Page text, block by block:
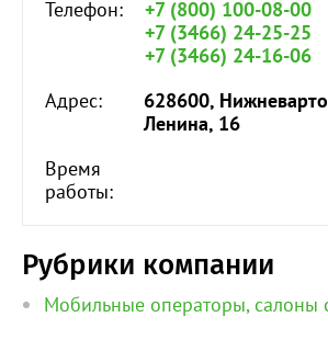
Телефон:
+7 (800) 100-08-00
+7 (3466) 24-25-25
+7 (3466) 24-16-06
Адрес:
628600,
Ленина, 16
Время
работы:
Рубрики компании
Мобильные операторы, салоны